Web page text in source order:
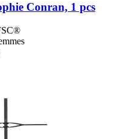
Conran, 1 pcs